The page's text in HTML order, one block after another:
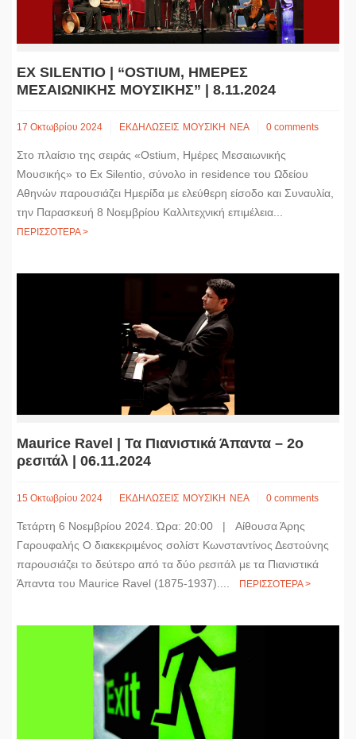
EX SILENTIO | “OSTIUM, ΗΜΕΡΕΣ
ΜΕΣΑΙΩΝΙΚΗΣ ΜΟΥΣΙΚΗΣ” | 8.11.2024
17 Οκτωβρίου 2024 ΕΚΔΗΛΩΣΕΙΣ ΜΟΥΣΙΚΗ ΝΕΑ 0 comments
Στο πλαίσιο της σειράς «Ostium, Ημέρες Μεσαιωνικής
Μουσικής» το Ex Silentio, σύνολο in residence του Ωδείου
Αθηνών παρουσιάζει Ημερίδα με ελεύθερη είσοδο και Συναυλία,
την Παρασκευή 8 Νοεμβρίου Καλλιτεχνική επιμέλεια...
ΠΕΡΙΣΣΟΤΕΡΑ >
Maurice Ravel | Τα Πιανιστικά Άπαντα – 2ο
ρεσιτάλ | 06.11.2024
15 Οκτωβρίου 2024 ΕΚΔΗΛΩΣΕΙΣ ΜΟΥΣΙΚΗ ΝΕΑ 0 comments
Τετάρτη 6 Νοεμβρίου 2024. Ώρα: 20:00 | Αίθουσα Άρης
Γαρουφαλής Ο διακεκριμένος σολίστ Κωνσταντίνος Δεστούνης
παρουσιάζει το δεύτερο από τα δύο ρεσιτάλ με τα Πιανιστικά
Άπαντα του Maurice Ravel (1875-1937)....
ΠΕΡΙΣΣΟΤΕΡΑ >